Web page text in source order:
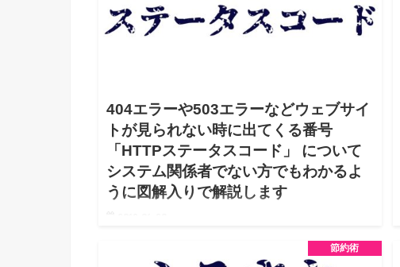
404エラーや503エラーなどウェブサイ
トが見られない時に出てくる番号
「HTTPステータスコード」 について
システム関係者でない方でもわかるよ
うに図解入りで解説します
PCやスマホで見たいウェブサイトが見られずに、
「503」など以下のような3ケタの数字が表示される怪し
節約術